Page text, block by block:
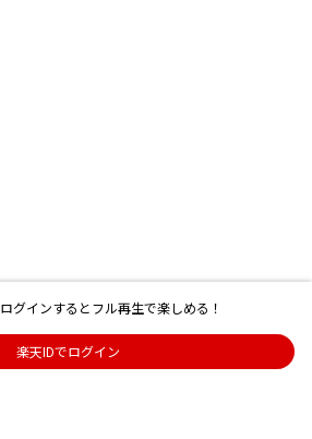
ログインするとフル再生で楽しめる！
楽天IDでログイン